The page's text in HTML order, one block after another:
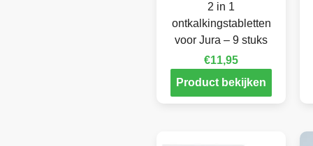
2 in 1
ontkalkingstabletten
voor Jura – 9 stuks
€11,95
Product bekijken